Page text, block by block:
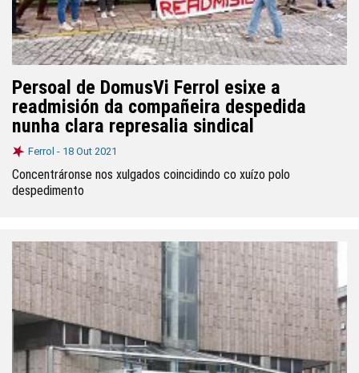
Persoal de DomusVi Ferrol esixe a
readmisión da compañeira despedida
nunha clara represalia sindical
Ferrol - 18 Out 2021
Concentráronse nos xulgados coincidindo co xuízo polo
despedimento